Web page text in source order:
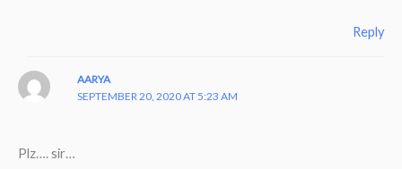
Reply
AARYA
SEPTEMBER 20, 2020 AT 5:23 AM
Plz…. sir…